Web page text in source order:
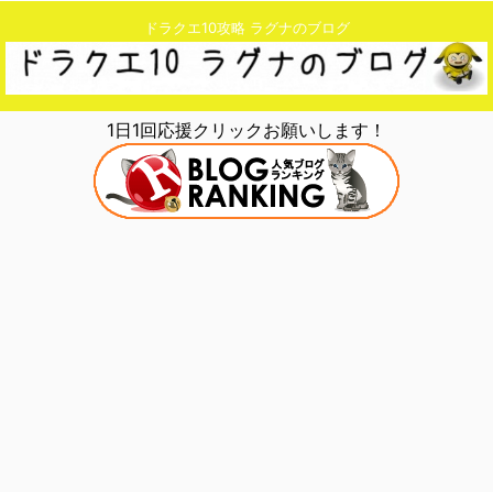
ドラクエ10攻略 ラグナのブログ
1日1回応援クリックお願いします！